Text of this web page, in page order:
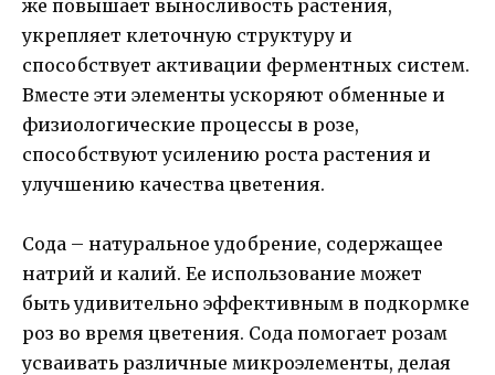
же повышает выносливость растения,
укрепляет клеточную структуру и
способствует активации ферментных систем.
Вместе эти элементы ускоряют обменные и
физиологические процессы в розе,
способствуют усилению роста растения и
улучшению качества цветения.
Сода – натуральное удобрение, содержащее
натрий и калий. Ее использование может
быть удивительно эффективным в подкормке
роз во время цветения. Сода помогает розам
усваивать различные микроэлементы, делая